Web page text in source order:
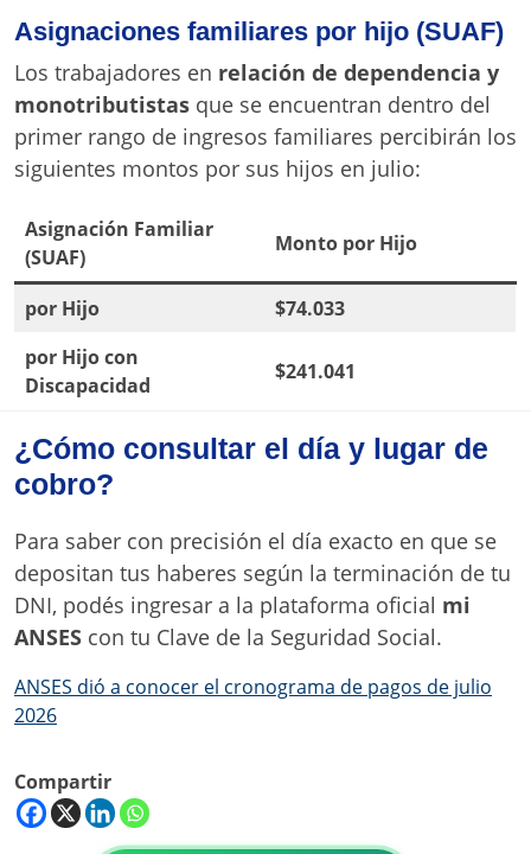
Asignaciones familiares por hijo (SUAF)
Los trabajadores en relación de dependencia y
monotributistas que se encuentran dentro del
primer rango de ingresos familiares percibirán los
siguientes montos por sus hijos en julio:
Asignación Familiar
(SUAF)
Monto por Hijo
por Hijo
$74.033
por Hijo con
Discapacidad
$241.041
¿Cómo consultar el día y lugar de
cobro?
Para saber con precisión el día exacto en que se
depositan tus haberes según la terminación de tu
DNI, podés ingresar a la plataforma oficial mi
ANSES con tu Clave de la Seguridad Social.
ANSES dió a conocer el cronograma de pagos de julio
2026
Compartir